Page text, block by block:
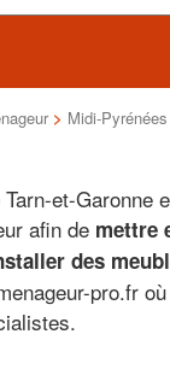
> Midi-Pyrénées
et-Garonne
afin de mettre
des
pro.fr